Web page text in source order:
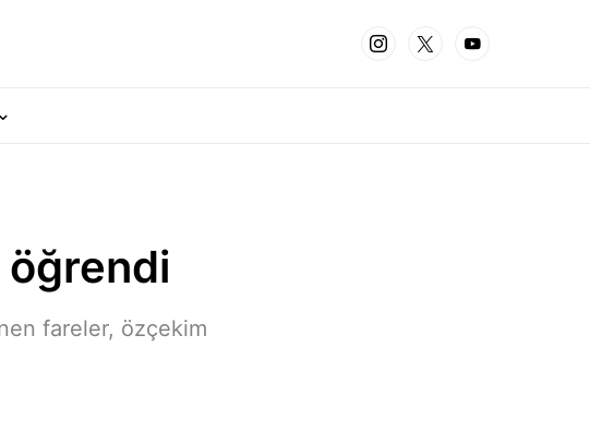
öğrendi
fareler, özçekim